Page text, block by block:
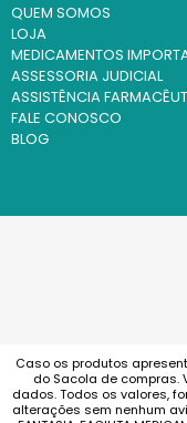
QUEM SOMOS
LOJA
MEDICAMENTOS
ASSESSORIA JUDICIAL
ASSISTÊNCIA
FALE CONOSCO
BLOG
Caso os produtos
do Sacola de
dados. Todos os valores,
alterações sem nenhum